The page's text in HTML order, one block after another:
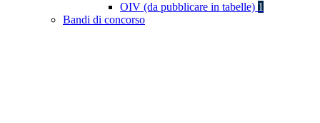
OIV (da pubblicare in tabelle) 1
Bandi di concorso